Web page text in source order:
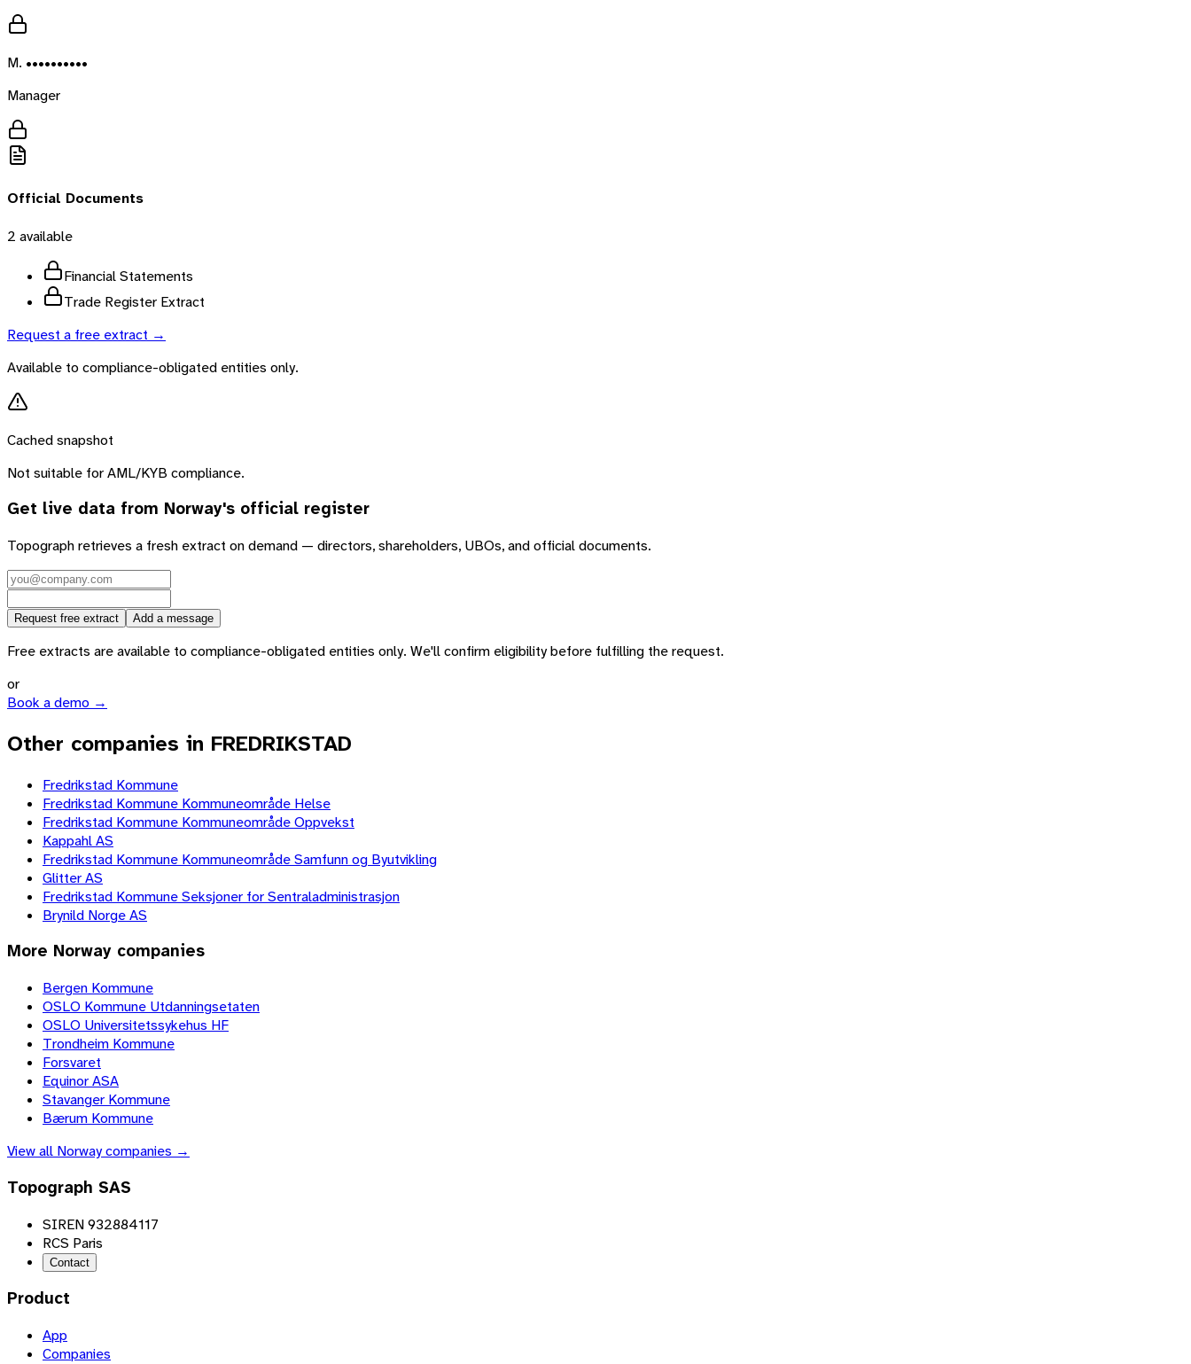
M. ••••••••••
Manager
Official Documents
2 available
Financial Statements
Trade Register Extract
Request a free extract →
Available to compliance-obligated entities only.
Cached snapshot
Not suitable for AML/KYB compliance.
Get live data from Norway's official register
Topograph retrieves a fresh extract on demand — directors, shareholders, UBOs, and official documents.
Request free extract Add a message
Free extracts are available to compliance-obligated entities only. We'll confirm eligibility before fulfilling the request.
or
Book a demo →
Other companies in FREDRIKSTAD
Fredrikstad Kommune
Fredrikstad Kommune Kommuneområde Helse
Fredrikstad Kommune Kommuneområde Oppvekst
Kappahl AS
Fredrikstad Kommune Kommuneområde Samfunn og Byutvikling
Glitter AS
Fredrikstad Kommune Seksjoner for Sentraladministrasjon
Brynild Norge AS
More Norway companies
Bergen Kommune
OSLO Kommune Utdanningsetaten
OSLO Universitetssykehus HF
Trondheim Kommune
Forsvaret
Equinor ASA
Stavanger Kommune
Bærum Kommune
View all Norwaycompanies →
Topograph SAS
SIREN 932884117
RCS Paris
Contact
Product
App
Companies